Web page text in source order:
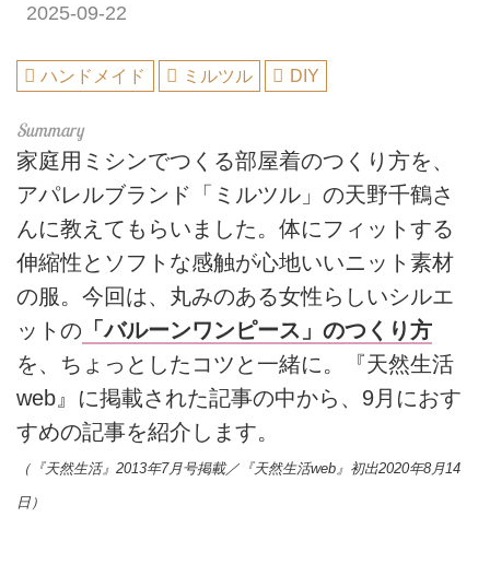
2025-09-22
ハンドメイド ミルツル DIY
家庭用ミシンでつくる部屋着のつくり方を、
アパレルブランド「ミルツル」の天野千鶴さ
んに教えてもらいました。体にフィットする
伸縮性とソフトな感触が心地いいニット素材
の服。今回は、丸みのある女性らしいシルエ
ットの 「バルーンワンピース」のつくり方
を、ちょっとしたコツと一緒に。『天然生活
web』に掲載された記事の中から、9月におす
すめの記事を紹介します。
（『天然生活』2013年7月号掲載／『天然生活web』初出2020年8月14
日）